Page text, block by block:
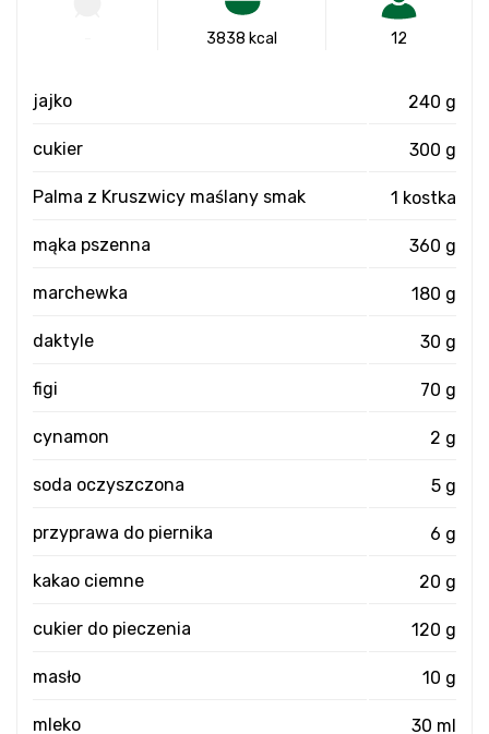
3838 kcal 12
jajko 240 g
cukier 300 g
Palma z Kruszwicy maślany smak 1 kostka
mąka pszenna 360 g
marchewka 180 g
daktyle 30 g
figi 70 g
cynamon 2 g
soda oczyszczona 5 g
przyprawa do piernika 6 g
kakao ciemne 20 g
cukier do pieczenia 120 g
masło 10 g
mleko 30 ml